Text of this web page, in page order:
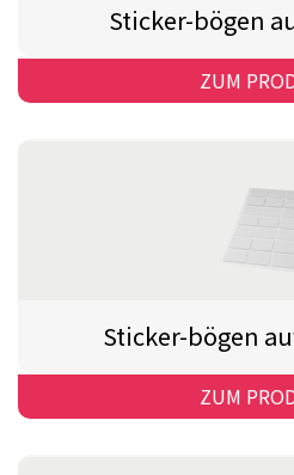
Sticker-bögen
ZUM
Sticker-bögen
ZUM